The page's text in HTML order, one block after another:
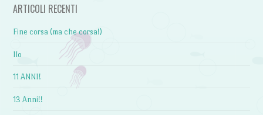
ARTICOLI RECENTI
Fine corsa (ma che corsa!)
Ilo
11 ANNI!
13 Anni!!